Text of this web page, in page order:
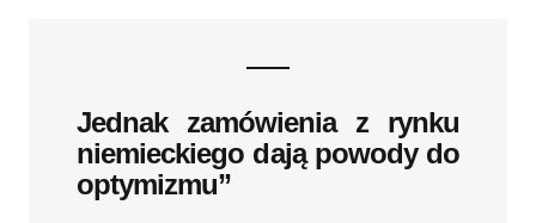
Jednak zamówienia z rynku
niemieckiego dają powody do
optymizmu”